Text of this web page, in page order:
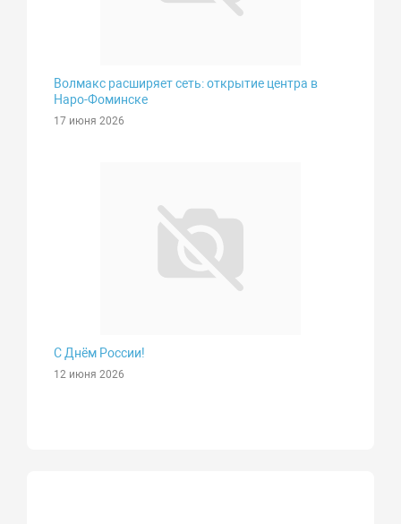
Волмакс расширяет сеть: открытие центра в
Наро-Фоминске
17 июня 2026
С Днём России!
12 июня 2026